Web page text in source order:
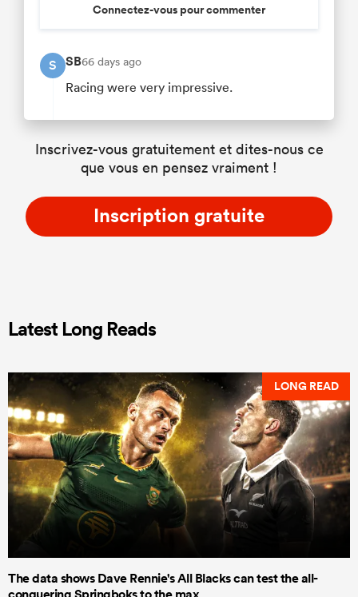
Connectez-vous pour commenter
S SB66 days ago
Racing were very impressive.
Inscrivez-vous gratuitement et dites-nous ce
que vous en pensez vraiment !
Inscription gratuite
Latest Long Reads
LONG READ
The data shows Dave Rennie's All Blacks can test the all-